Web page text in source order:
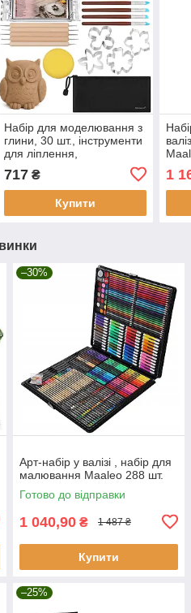
Набір для моделювання з
глини, 30 шт., інструменти
для ліплення,
Maaleo 27920
717₴
Купити
1
–30%
Арт-набір у валізі , набір для
малювання Maaleo 288 шт.
Готово до відправки
1 040,90 ₴ 1 487 ₴
Купити
–25%